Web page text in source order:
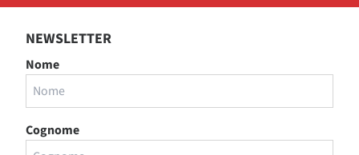
NEWSLETTER
Nome
Cognome